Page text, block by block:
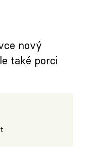
nový
také porci